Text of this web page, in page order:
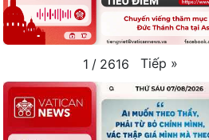
1 / 2616 Tiếp »